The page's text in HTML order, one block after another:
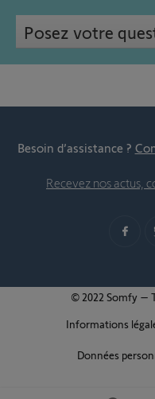
Posez votre
Besoin d’assistance ?
Recevez nos actus,
© 2022 Somfy –
Informations
Données